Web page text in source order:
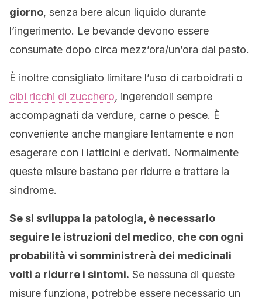
giorno, senza bere alcun liquido durante
l’ingerimento. Le bevande devono essere
consumate dopo circa mezz’ora/un’ora dal pasto.
È inoltre consigliato limitare l’uso di carboidrati o
cibi ricchi di zucchero, ingerendoli sempre
accompagnati da verdure, carne o pesce. È
conveniente anche mangiare lentamente e non
esagerare con i latticini e derivati. Normalmente
queste misure bastano per ridurre e trattare la
sindrome.
Se si sviluppa la patologia, è necessario
seguire le istruzioni del medico, che con ogni
probabilità vi somministrerà dei medicinali
volti a ridurre i sintomi. Se nessuna di queste
misure funziona, potrebbe essere necessario un